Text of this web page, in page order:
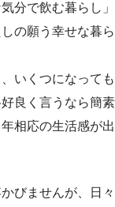
分で飲む暮らし」
の願う幸せな暮ら
いくつになっても
良く言うなら簡素
相応の生活感が出
びませんが、日々